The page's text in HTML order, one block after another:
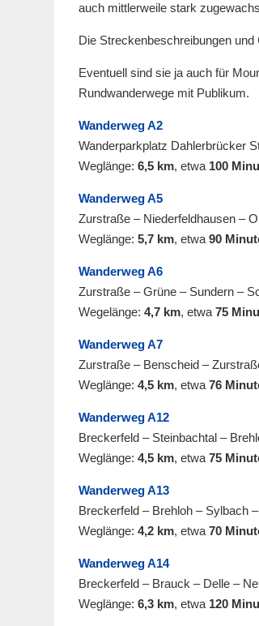
auch mittlerweile stark
Die Streckenbeschreibungen
Eventuell sind sie ja auch für
Rundwanderwege mit Publikum.
Wanderweg A2
Wanderparkplatz Dahlerbrücker
Weglänge: 6,5 km, etwa 100
Wanderweg A5
Zurstraße – Niederfeldhausen –
Weglänge: 5,7 km, etwa 90
Wanderweg A6
Zurstraße – Grüne – Sundern –
Wegelänge: 4,7 km, etwa 75
Wanderweg A7
Zurstraße – Benscheid –
Weglänge: 4,5 km, etwa 76
Wanderweg A12
Breckerfeld – Steinbachtal –
Weglänge: 4,5 km, etwa 75
Wanderweg A13
Breckerfeld – Brehloh – Sylbach
Weglänge: 4,2 km, etwa 70
Wanderweg A14
Breckerfeld – Brauck – Delle –
Weglänge: 6,3 km, etwa 120